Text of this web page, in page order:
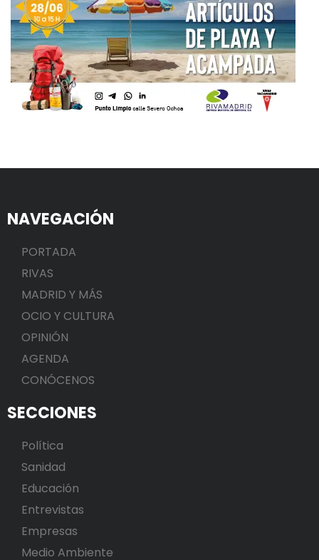
NAVEGACIÓN
PORTADA
RIVAS
MADRID Y MÁS
OCIO Y CULTURA
OPINIÓN
AGENDA
CONÓCENOS
SECCIONES
Política
Sanidad
Educación
Entrevistas
Empresas
Medio Ambiente